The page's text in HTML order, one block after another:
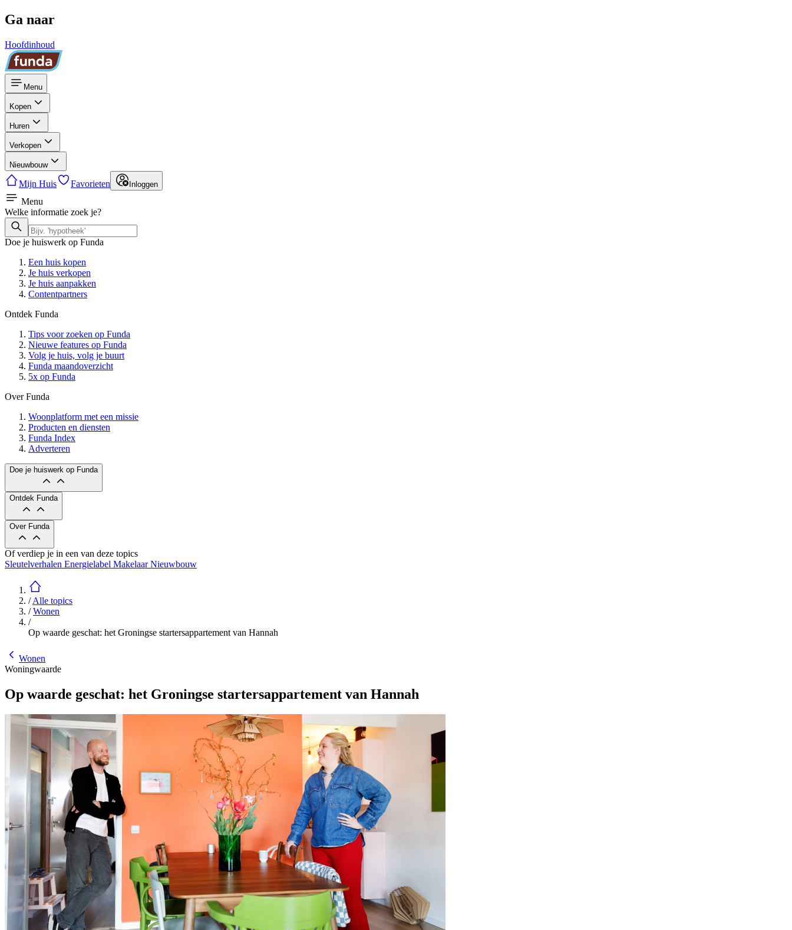
Ga naar
Hoofdinhoud
Menu
Kopen
Huren
Verkopen
Nieuwbouw
Mijn Huis Favorieten Inloggen
Menu
Welke informatie zoek je?
Doe je huiswerk op Funda
Een huis kopen
Je huis verkopen
Je huis aanpakken
Contentpartners
Ontdek Funda
Tips voor zoeken op Funda
Nieuwe features op Funda
Volg je huis, volg je buurt
Funda maandoverzicht
5x op Funda
Over Funda
Woonplatform met een missie
Producten en diensten
Funda Index
Adverteren
Doe je huiswerk op Funda
Ontdek Funda
Over Funda
Of verdiep je in een van deze topics
Sleutelverhalen Energielabel MakelaarNieuwbouw
/Alle topics
/Wonen
/
Op waarde geschat: het Groningse startersappartement van Hannah
Wonen
Woningwaarde
Op waarde geschat: het Groningse startersappartement van Hannah